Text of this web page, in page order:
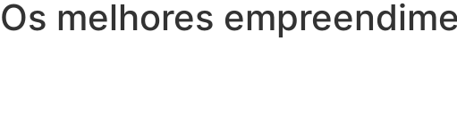
Os melhores